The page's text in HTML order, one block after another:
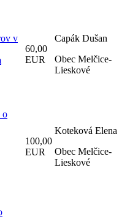
v
60,00
EUR
Capák Dušan
Obec Melčice-
Lieskové
o
100,00
EUR
Koteková Elena
Obec Melčice-
Lieskové